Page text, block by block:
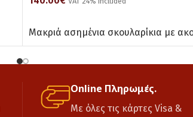
Μακριά ασημένια σκουλαρίκια με
Online Πληρωμές.
Με όλες τις κάρτες Visa &